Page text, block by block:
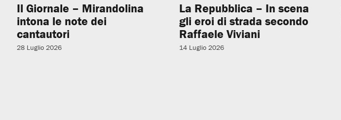
Il Giornale – Mirandolina
intona le note dei
cantautori
28 Luglio 2026
La Repubblica – In scena
gli eroi di strada secondo
Raffaele Viviani
14 Luglio 2026